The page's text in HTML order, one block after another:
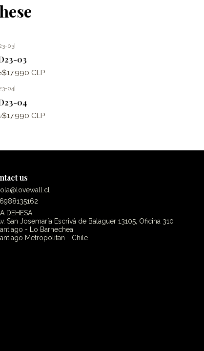
03|
03
$17.990 CLP
04|
04
$17.990 CLP
us
LA DEHESA
San Josemaría Escrivá de Balaguer 13105, Oficina 310
- Lo Barnechea
Metropolitan - Chile